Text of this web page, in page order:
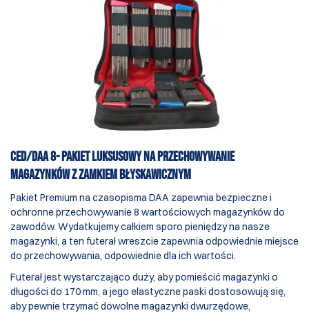
CED/DAA 8- Pakiet luksusowy na przechowywanie
magazynków z zamkiem błyskawicznym
Pakiet Premium na czasopisma DAA zapewnia bezpieczne i
ochronne przechowywanie 8 wartościowych magazynków do
zawodów. Wydatkujemy całkiem sporo pieniędzy na nasze
magazynki, a ten futerał wreszcie zapewnia odpowiednie miejsce
do przechowywania, odpowiednie dla ich wartości.
Futerał jest wystarczająco duży, aby pomieścić magazynki o
długości do 170 mm, a jego elastyczne paski dostosowują się,
aby pewnie trzymać dowolne magazynki dwurzędowe,